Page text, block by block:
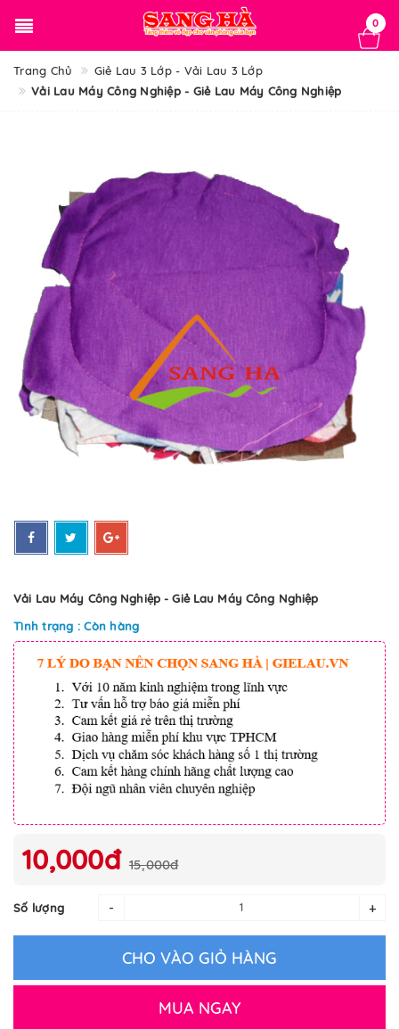
0
Trang Chủ
Giẻ Lau 3 Lớp - Vải Lau 3 Lớp
Vải Lau Máy Công Nghiệp - Giẻ Lau Máy Công Nghiệp
Vải Lau Máy Công Nghiệp - Giẻ Lau Máy Công Nghiệp
Tình trạng : Còn hàng
10,000đ 15,000đ
Số lượng - +
CHO VÀO GIỎ HÀNG
MUA NGAY